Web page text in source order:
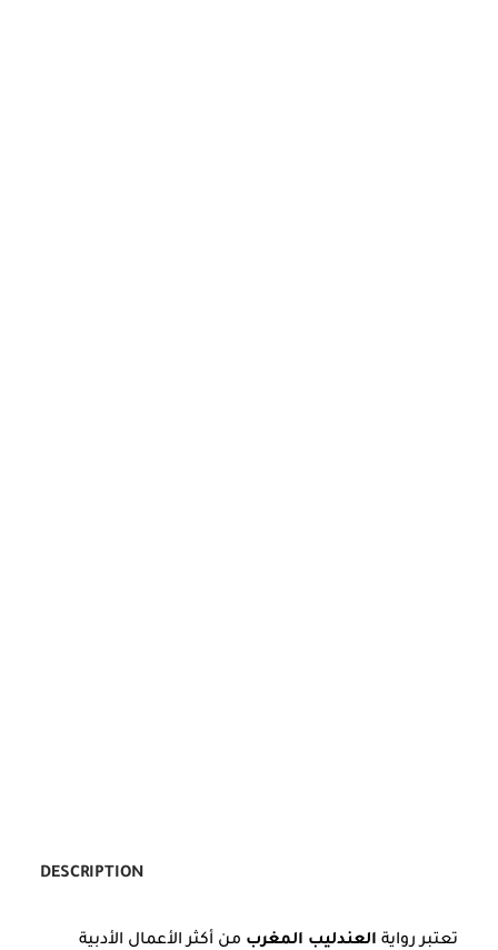
DESCRIPTION
تعتبر رواية العندليب المغرب من أكثر الأعمال الأدبية